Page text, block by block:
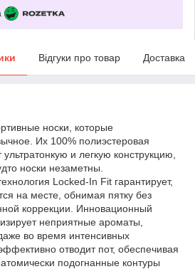
Відгуки про товар Доставка
носки, которые
Их 100% полиэстеровая
и легкую конструкцию,
носки незаметны.
Locked-In Fit гарантирует,
на месте, обнимая пятку без
коррекции. Инновационный
неприятные ароматы,
во время интенсивных
отводит пот, обеспечивая
подогнанные контуры